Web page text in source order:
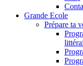
Grande Ecole
Prépare ta